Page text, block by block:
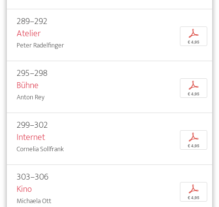
289–292
Atelier
Peter Radelfinger
p
€ 4,95
295–298
Bühne
Anton Rey
p
€ 4,95
299–302
Internet
Cornelia Sollfrank
p
€ 4,95
303–306
Kino
Michaela Ott
p
€ 4,95